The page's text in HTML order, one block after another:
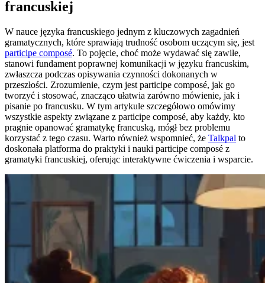
francuskiej
W nauce języka francuskiego jednym z kluczowych zagadnień
gramatycznych, które sprawiają trudność osobom uczącym się, jest
participe composé. To pojęcie, choć może wydawać się zawiłe,
stanowi fundament poprawnej komunikacji w języku francuskim,
zwłaszcza podczas opisywania czynności dokonanych w
przeszłości. Zrozumienie, czym jest participe composé, jak go
tworzyć i stosować, znacząco ułatwia zarówno mówienie, jak i
pisanie po francusku. W tym artykule szczegółowo omówimy
wszystkie aspekty związane z participe composé, aby każdy, kto
pragnie opanować gramatykę francuską, mógł bez problemu
korzystać z tego czasu. Warto również wspomnieć, że Talkpal to
doskonała platforma do praktyki i nauki participe composé z
gramatyki francuskiej, oferując interaktywne ćwiczenia i wsparcie.